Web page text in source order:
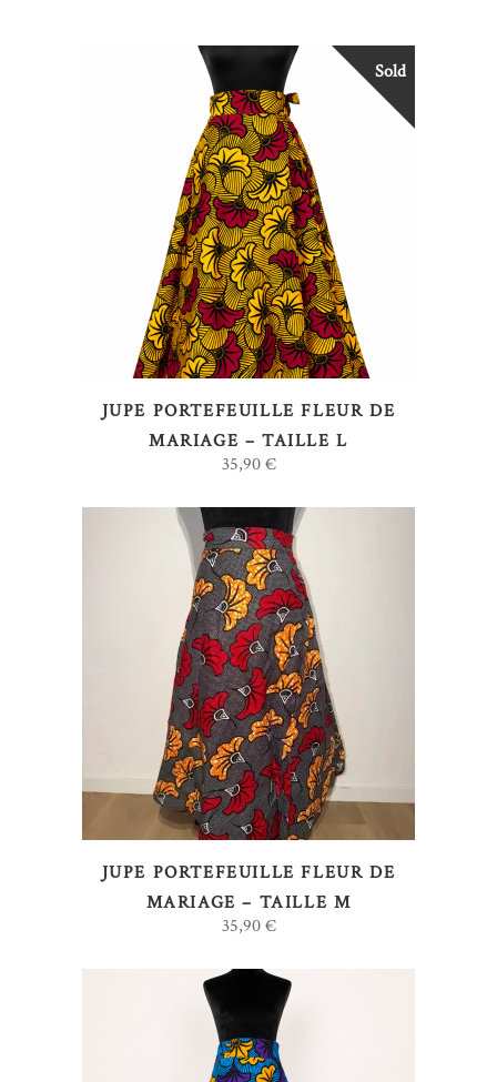
Sold
LIRE LA SUITE
JUPE PORTEFEUILLE FLEUR DE
MARIAGE – TAILLE L
35,90€
AJOUTER AU PANIER
JUPE PORTEFEUILLE FLEUR DE
MARIAGE – TAILLE M
35,90€